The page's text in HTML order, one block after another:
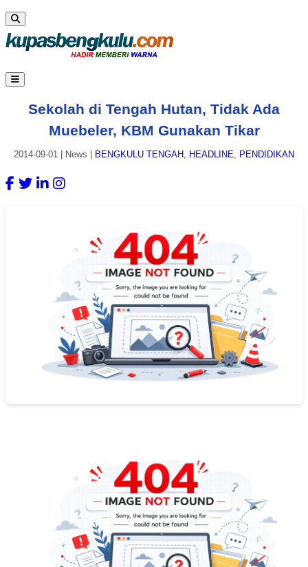
Sekolah di Tengah Hutan, Tidak Ada
Muebeler, KBM Gunakan Tikar
2014-09-01 News BENGKULU TENGAH, HEADLINE, PENDIDIKAN